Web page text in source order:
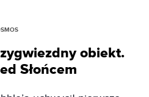
obiekt.
Słońcem